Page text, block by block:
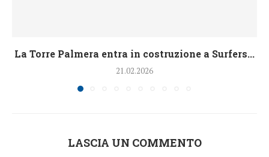
La Torre Palmera entra in costruzione a Surfers...
21.02.2026
LASCIA UN COMMENTO